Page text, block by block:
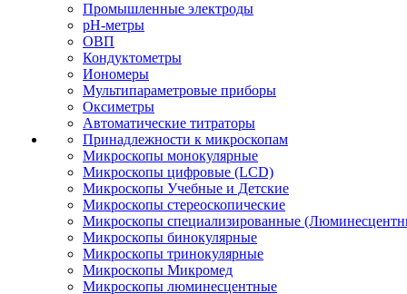
Промышленные электроды
pH-метры
ОВП
Кондуктометры
Иономеры
Мультипараметровые приборы
Оксиметры
Автоматические титраторы
Принадлежности к микроскопам
Микроскопы монокулярные
Микроскопы цифровые (LCD)
Микроскопы Учебные и Детские
Микроскопы стереоскопические
Микроскопы специализированные
Микроскопы бинокулярные
Микроскопы тринокулярные
Микроскопы Микромед
Микроскопы люминесцентные